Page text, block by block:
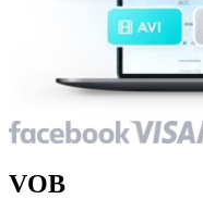
VOB